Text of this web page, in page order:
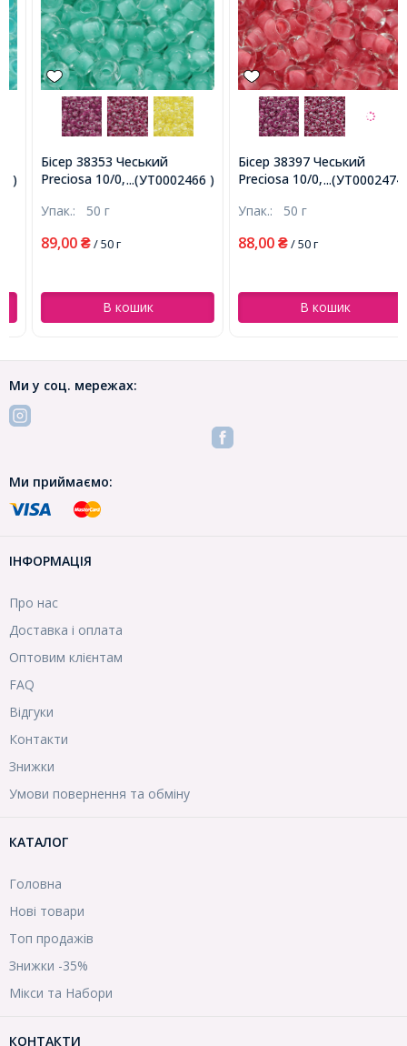
...(УТ0002466 )
Бісер 38353 Чеський
Preciosa 10/0, Прозорий
CTC, Зелений, Круглий,
Упак.:50 г
89,00₴/ 50 г
В кошик
...(УТ0002474 )
Бісер 38397 Чеський
Preciosa 10/0, Прозорий
CTC, Рожевий, Круглий,
Упак.:50 г
88,00₴/ 50 г
В кошик
Ми у соц. мережах:
Ми приймаємо:
ІНФОРМАЦІЯ
Про нас
Доставка і оплата
Оптовим клієнтам
FAQ
Відгуки
Контакти
Знижки
Умови повернення та обміну
КАТАЛОГ
Головна
Нові товари
Топ продажів
Знижки -35%
Мікси та Набори
КОНТАКТИ